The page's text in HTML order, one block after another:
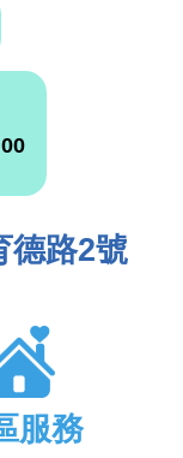
德路2號
服務